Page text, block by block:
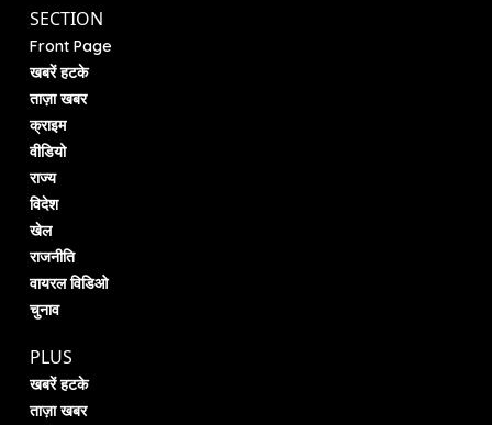
SECTION
Front Page
खबरें हटके
ताज़ा खबर
क्राइम
वीडियो
राज्य
विदेश
खेल
राजनीति
वायरल विडिओ
चुनाव
PLUS
खबरें हटके
ताज़ा खबर